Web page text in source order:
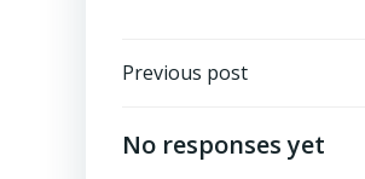
Post
navigation
Previous post
No responses yet